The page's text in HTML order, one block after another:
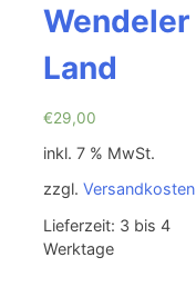
Wendeler
Land
€29,00
inkl. 7 % MwSt.
zzgl. Versandkosten
Lieferzeit: 3 bis 4
Werktage